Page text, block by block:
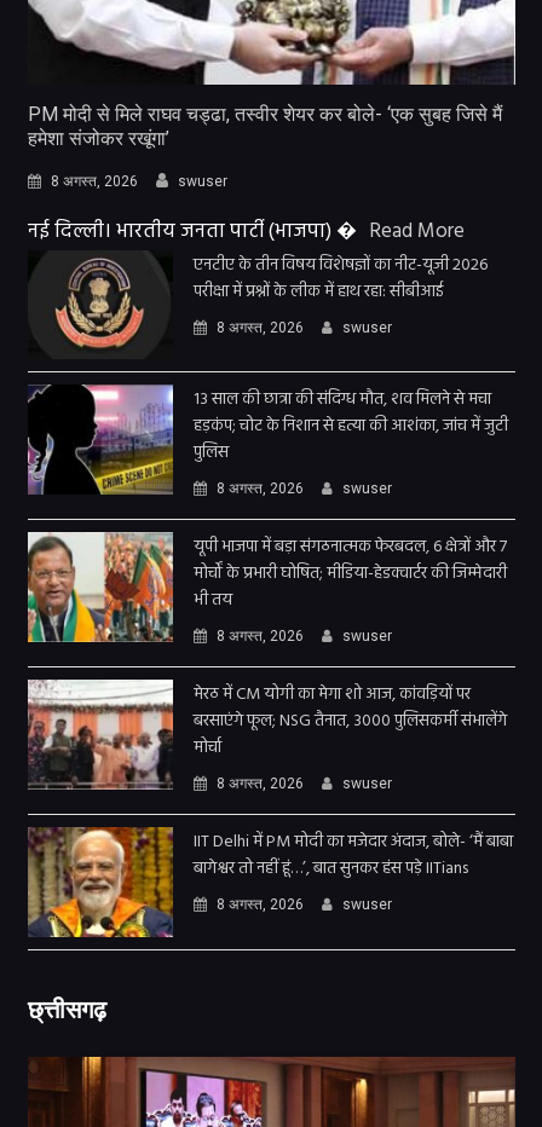
PM मोदी से मिले राघव चड्ढा, तस्वीर शेयर कर बोले- ‘एक सुबह जिसे मैं
हमेशा संजोकर रखूंगा’
8 अगस्त, 2026 swuser
नई दिल्ली। भारतीय जनता पार्टी (भाजपा) � Read More
एनटीए के तीन विषय विशेषज्ञों का नीट-यूजी 2026
परीक्षा में प्रश्नों के लीक में हाथ रहा: सीबीआई
8 अगस्त, 2026 swuser
13 साल की छात्रा की संदिग्ध मौत, शव मिलने से मचा
हड़कंप; चोट के निशान से हत्या की आशंका, जांच में जुटी
पुलिस
8 अगस्त, 2026 swuser
यूपी भाजपा में बड़ा संगठनात्मक फेरबदल, 6 क्षेत्रों और 7
मोर्चों के प्रभारी घोषित; मीडिया-हेडक्वार्टर की जिम्मेदारी
भी तय
8 अगस्त, 2026 swuser
मेरठ में CM योगी का मेगा शो आज, कांवड़ियों पर
बरसाएंगे फूल; NSG तैनात, 3000 पुलिसकर्मी संभालेंगे
मोर्चा
8 अगस्त, 2026 swuser
IIT Delhi में PM मोदी का मजेदार अंदाज, बोले- ‘मैं बाबा
बागेश्वर तो नहीं हूं…’, बात सुनकर हंस पड़े IITians
8 अगस्त, 2026 swuser
छ्त्तीसगढ़